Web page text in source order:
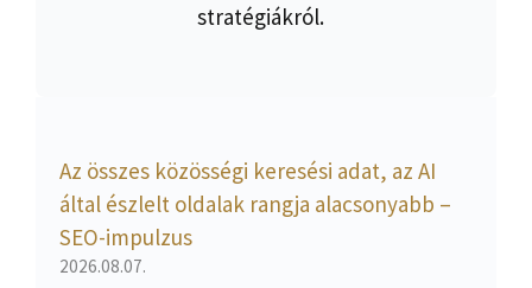
stratégiákról.
Az összes közösségi keresési adat, az AI
által észlelt oldalak rangja alacsonyabb –
SEO-impulzus
2026.08.07.